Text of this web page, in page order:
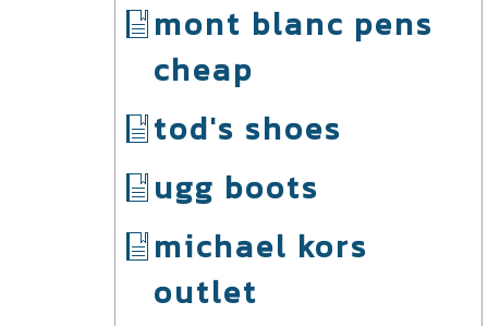
mont blanc pens
cheap
tod's shoes
ugg boots
michael kors
outlet